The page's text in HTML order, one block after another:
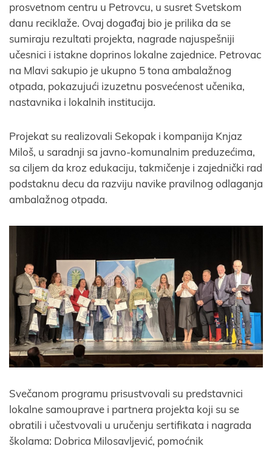
prosvetnom centru u Petrovcu, u susret Svetskom
danu reciklaže. Ovaj događaj bio je prilika da se
sumiraju rezultati projekta, nagrade najuspešniji
učesnici i istakne doprinos lokalne zajednice. Petrovac
na Mlavi sakupio je ukupno 5 tona ambalažnog
otpada, pokazujući izuzetnu posvećenost učenika,
nastavnika i lokalnih institucija.
Projekat su realizovali Sekopak i kompanija Knjaz
Miloš, u saradnji sa javno-komunalnim preduzećima,
sa ciljem da kroz edukaciju, takmičenje i zajednički rad
podstaknu decu da razviju navike pravilnog odlaganja
ambalažnog otpada.
Svečanom programu prisustvovali su predstavnici
lokalne samouprave i partnera projekta koji su se
obratili i učestvovali u uručenju sertifikata i nagrada
školama: Dobrica Milosavljević, pomoćnik